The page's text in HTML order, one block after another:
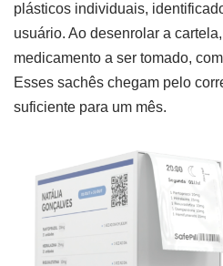
plásticos individuais,
usuário. Ao desenrolar a
medicamento a ser tomado,
Esses sachês chegam pelo
suficiente para um mês.